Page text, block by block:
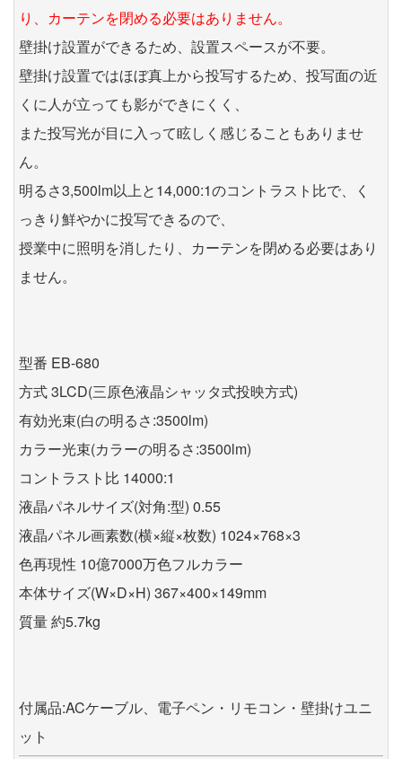
り、カーテンを閉める必要はありません。
壁掛け設置ができるため、設置スペースが不要。
壁掛け設置ではほぼ真上から投写するため、投写面の近
くに人が立っても影ができにくく、
また投写光が目に入って眩しく感じることもありませ
ん。
明るさ3,500lm以上と14,000:1のコントラスト比で、く
っきり鮮やかに投写できるので、
授業中に照明を消したり、カーテンを閉める必要はあり
ません。
型番 EB-680
方式 3LCD(三原色液晶シャッタ式投映方式)
有効光束(白の明るさ:3500lm)
カラー光束(カラーの明るさ:3500lm)
コントラスト比 14000:1
液晶パネルサイズ(対角:型) 0.55
液晶パネル画素数(横×縦×枚数) 1024×768×3
色再現性 10億7000万色フルカラー
本体サイズ(W×D×H) 367×400×149mm
質量 約5.7kg
付属品:ACケーブル、電子ペン・リモコン・壁掛けユニ
ット